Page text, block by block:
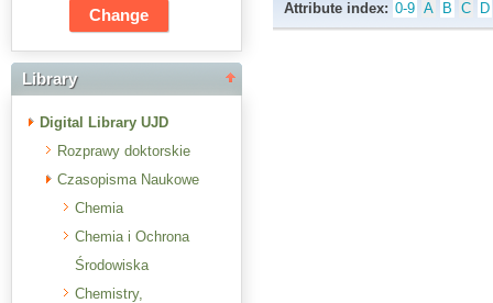
Library
Digital Library UJD
Rozprawy doktorskie
Czasopisma Naukowe
Chemia
Chemia i Ochrona
Środowiska
Chemistry,
Attribute index: 0-9 A B C D